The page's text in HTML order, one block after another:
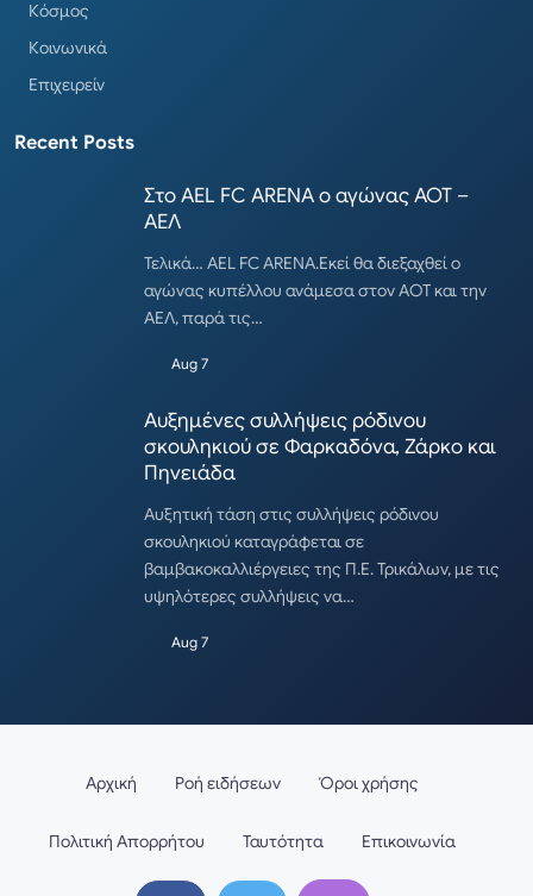
Κόσμος
Κοινωνικά
Επιχειρείν
Recent Posts
Στο AEL FC ARENA ο αγώνας ΑΟΤ –
ΑΕΛ
Τελικά… AEL FC ARENA.Εκεί θα διεξαχθεί ο
αγώνας κυπέλλου ανάμεσα στον ΑΟΤ και την
ΑΕΛ, παρά τις…
Aug 7
Αυξημένες συλλήψεις ρόδινου
σκουληκιού σε Φαρκαδόνα, Ζάρκο και
Πηνειάδα
Αυξητική τάση στις συλλήψεις ρόδινου
σκουληκιού καταγράφεται σε
βαμβακοκαλλιέργειες της Π.Ε. Τρικάλων, με τις
υψηλότερες συλλήψεις να…
Aug 7
Αρχική Ροή ειδήσεων Όροι χρήσης
Πολιτική Απορρήτου Ταυτότητα Επικοινωνία